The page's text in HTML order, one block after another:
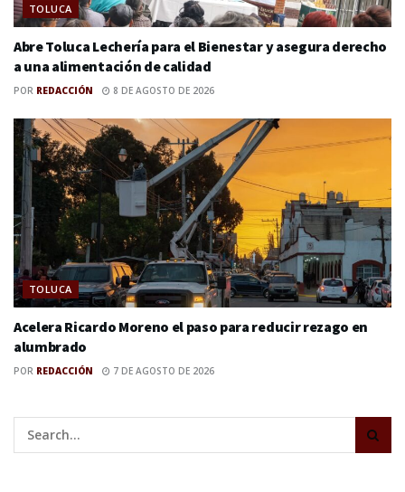
TOLUCA
Abre Toluca Lechería para el Bienestar y asegura derecho
a una alimentación de calidad
POR REDACCIÓN 8 DE AGOSTO DE 2026
TOLUCA
Acelera Ricardo Moreno el paso para reducir rezago en
alumbrado
POR REDACCIÓN 7 DE AGOSTO DE 2026